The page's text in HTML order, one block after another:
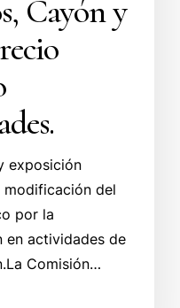
Cayón y
exposición
modificación del
por la
en actividades de
Comisión…